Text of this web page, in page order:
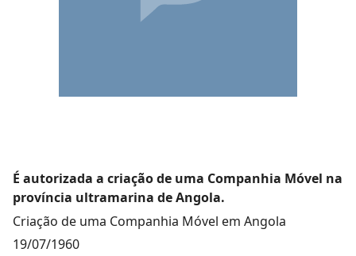
É autorizada a criação de uma Companhia Móvel na
província ultramarina de Angola.
Criação de uma Companhia Móvel em Angola
19/07/1960